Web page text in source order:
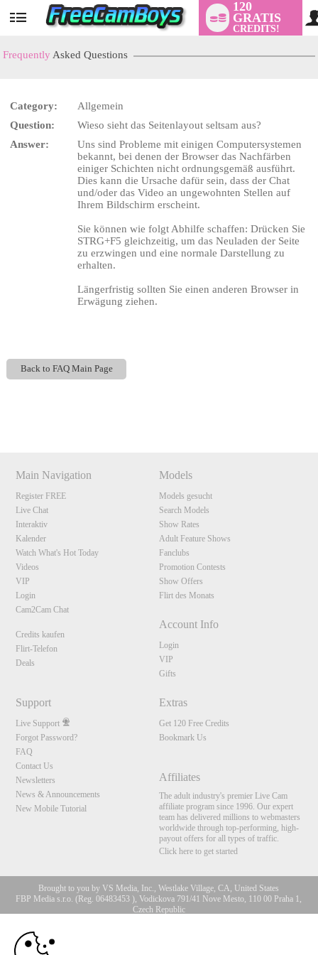
User
120
GRATIS
CREDITS!
Frequently Asked Questions
Category:
Allgemein
Question:
Wieso sieht das Seitenlayout seltsam aus?
Answer:
Uns sind Probleme mit einigen Computersystemen
bekannt, bei denen der Browser das Nachfärben
einiger Schichten nicht ordnungsgemäß ausführt.
Dies kann die Ursache dafür sein, dass der Chat
und/oder das Video an ungewohnten Stellen auf
Ihrem Bildschirm erscheint.
Sie können wie folgt Abhilfe schaffen: Drücken Sie
STRG+F5 gleichzeitig, um das Neuladen der Seite
zu erzwingen und eine normale Darstellung zu
erhalten.
Längerfristig sollten Sie einen anderen Browser in
Erwägung ziehen.
Back to FAQ Main Page
Main Navigation
Register FREE
Live Chat
Interaktiv
Kalender
Watch What's Hot Today
Videos
VIP
Login
Cam2Cam Chat
Credits kaufen
Flirt-Telefon
Deals
Models
Models gesucht
Search Models
Show Rates
Adult Feature Shows
Fanclubs
Promotion Contests
Show Offers
Flirt des Monats
Account Info
Login
VIP
Gifts
Support
Live Support
Forgot Password?
FAQ
Contact Us
Newsletters
News & Announcements
New Mobile Tutorial
Extras
Get 120 Free Credits
Bookmark Us
Affiliates
The adult industry's premier Live Cam
affiliate program since 1996. Our expert
team has delivered millions to webmasters
worldwide through top-performing, high-
payout offers for all types of traffic.
Click here to get started
Brought to you by VS Media, Inc., Westlake Village, CA, United States
FBP Media s.r.o. (Reg. 06483453 ), Vodickova 791/41 Nove Mesto, 110 00 Praha 1,
Czech Republic
All persons depicted herein were at least 18 years of age at the time of photography:
18 U.S.C. 2257 Aufbewahrungsvorschriften Compliance-
LIMITED TIME OFFER!
120
F
R
E
E
C
R
E
DI
T
S
10:00